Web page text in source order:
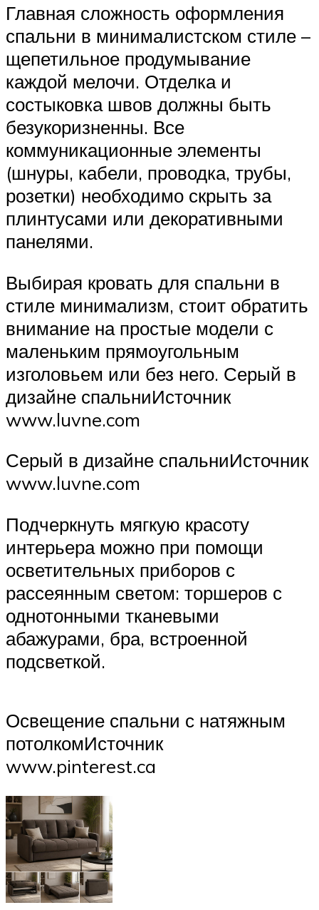
Главная сложность оформления
спальни в минималистском стиле –
щепетильное продумывание
каждой мелочи. Отделка и
состыковка швов должны быть
безукоризненны. Все
коммуникационные элементы
(шнуры, кабели, проводка, трубы,
розетки) необходимо скрыть за
плинтусами или декоративными
панелями.
Выбирая кровать для спальни в
стиле минимализм, стоит обратить
внимание на простые модели с
маленьким прямоугольным
изголовьем или без него. Серый в
дизайне спальниИсточник
www.luvne.com
Серый в дизайне спальниИсточник
www.luvne.com
Подчеркнуть мягкую красоту
интерьера можно при помощи
осветительных приборов с
рассеянным светом: торшеров с
однотонными тканевыми
абажурами, бра, встроенной
подсветкой.
Освещение спальни с натяжным
потолкомИсточник
www.pinterest.ca